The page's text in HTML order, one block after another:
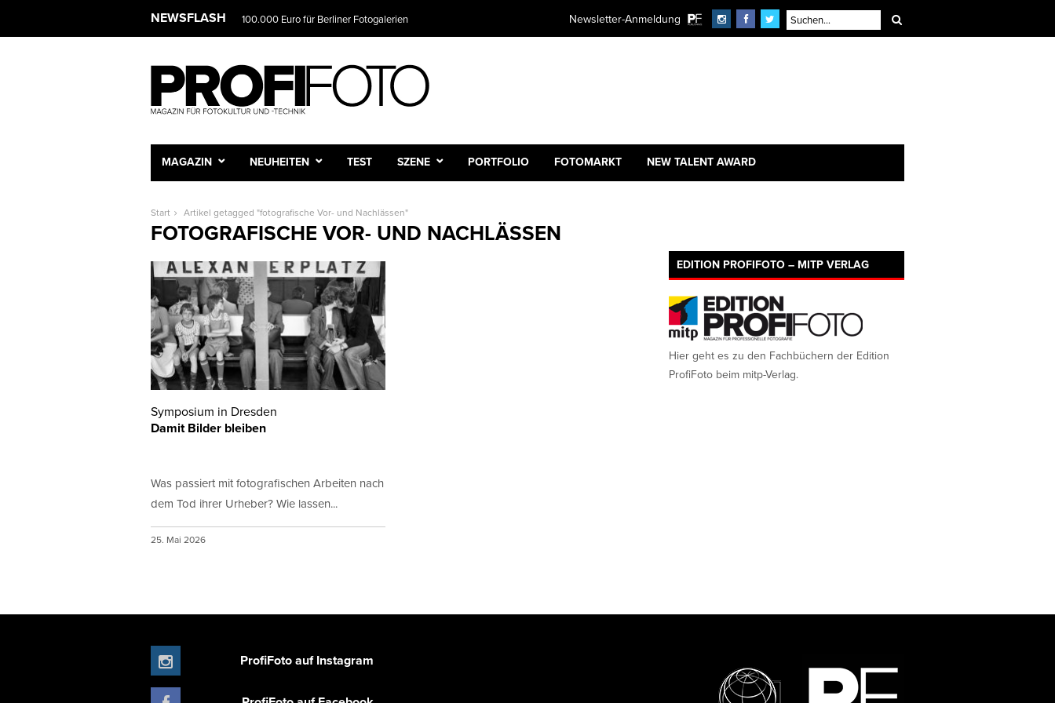
NEWSFLASH 100.000 Euro für Berliner Fotogalerien Newsletter-Anmeldung
MAGAZIN NEUHEITEN TEST SZENE PORTFOLIO FOTOMARKT NEW TALENT AWARD
Start Artikel getagged "fotografische Vor- und Nachlässen"
FOTOGRAFISCHE VOR- UND NACHLÄSSEN
Symposium in Dresden
Damit Bilder bleiben
Was passiert mit fotografischen Arbeiten nach
dem Tod ihrer Urheber? Wie lassen...
25. Mai 2026
EDITION PROFIFOTO – MITP VERLAG
Hier geht es zu den Fachbüchern der Edition
ProfiFoto beim mitp-Verlag.
ProfiFoto auf Instagram